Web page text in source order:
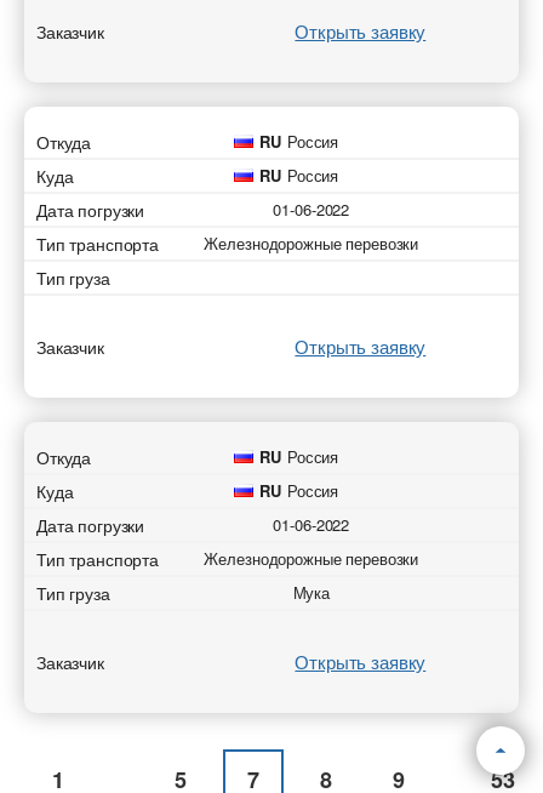
Заказчик Открыть заявку
Откуда RU Россия
Куда RU Россия
Дата погрузки 01-06-2022
Тип транспорта Железнодорожные перевозки
Тип груза
Заказчик Открыть заявку
Откуда RU Россия
Куда RU Россия
Дата погрузки 01-06-2022
Тип транспорта Железнодорожные перевозки
Тип груза Мука
Заказчик Открыть заявку
1 5 7 8 9 53